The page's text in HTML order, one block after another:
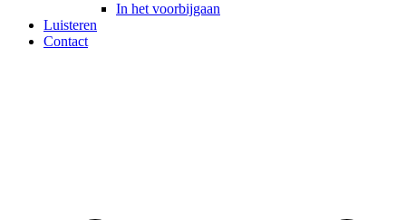
In het voorbijgaan
Luisteren
Contact